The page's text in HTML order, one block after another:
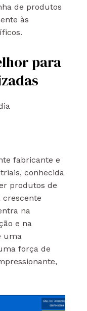
de produtos
às
para
fabricante e
conhecida
produtos de
na
e na
uma
força de